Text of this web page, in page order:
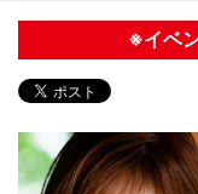
※イベ